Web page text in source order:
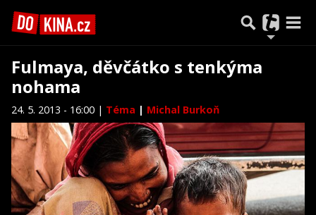
Fulmaya, děvčátko s tenkýma
nohama
24. 5. 2013 - 16:00 | Téma | Michal Burkoň